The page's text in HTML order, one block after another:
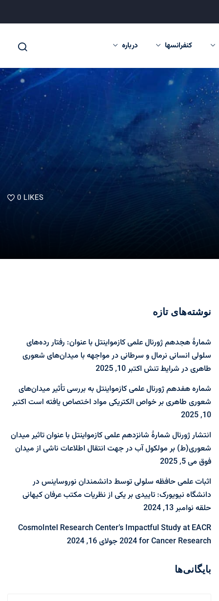
کنفرانسها درباره
0 LIKES
نوشته‌های تازه
شمارۀ هجدهم ژورنال علمی کازمواینتل با عنوان: رفتار رده‌های
سلولی انسانی نرمال و سرطانی در مواجهه با میدان‌های شعوری
طاهری در شرایط تنش اکتبر 10, 2025
شماره هفدهم ژورنال علمی کازمواینتل به بررسی تأثیر میدان‌های
شعوری طاهری بر خواص الکتریکی مواد اختصاص یافته است اکتبر
10, 2025
انتشار ژورنال شمارۀ شانزدهم علمی کازمواینتل با عنوان تاثیر میدان
شعوری(ط) بر مولکول آب در جهت انتقال اطلاعات ناشی از میدان
فوقمی 5, 2025
اثبات علمی حافظه سلولی توسط دانشمندان نوروساینس در
دانشگاه نیویورک: تاییدی بر یکی از نظریات مکتب عرفان کیهانی
حلقه نوامبر 13, 2024
CosmoIntel Research Center’s Impactful Study at EACR
2024 for Cancer Researchجولای 16, 2024
بایگانی‌ها